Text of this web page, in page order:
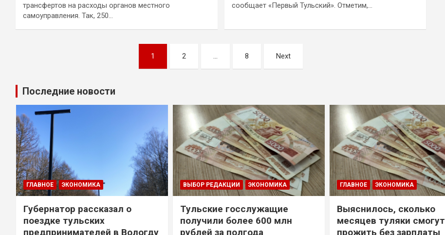
трансфертов на расходы органов местного
самоуправления. Так, 250…
сообщает «Первый Тульский». Отметим,…
записям
1 2 … 8 Next
Последние новости
ГЛАВНОЕ ЭКОНОМИКА
Губернатор рассказал о
поездке тульских
предпринимателей в Вологду
ВЫБОР РЕДАКЦИИ ЭКОНОМИКА
Тульские госслужащие
получили более 600 млн
рублей за полгода
ГЛАВНОЕ ЭКОНОМИКА
Выяснилось, сколько
месяцев туляки смогут
прожить без зарплаты